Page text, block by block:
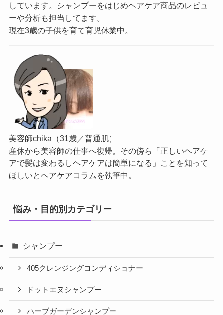
しています。シャンプーをはじめヘアケア商品のレビュ
ーや分析も担当してます。
現在3歳の子供を育て育児休業中。
美容師chika（31歳／普通肌）
産休から美容師の仕事へ復帰。その傍ら「正しいヘアケ
アで髪は変わるしヘアケアは簡単になる」ことを知って
ほしいとヘアケアコラムを執筆中。
悩み・目的別カテゴリー
シャンプー
405クレンジングコンディショナー
ドットエヌシャンプー
ハーブガーデンシャンプー